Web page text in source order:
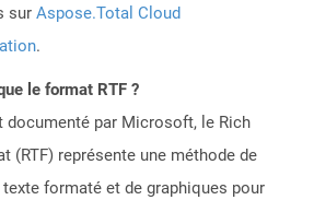
sur Aspose.Total Cloud
.
le format RTF ?
documenté par Microsoft, le Rich
(RTF) représente une méthode de
formaté et de graphiques pour